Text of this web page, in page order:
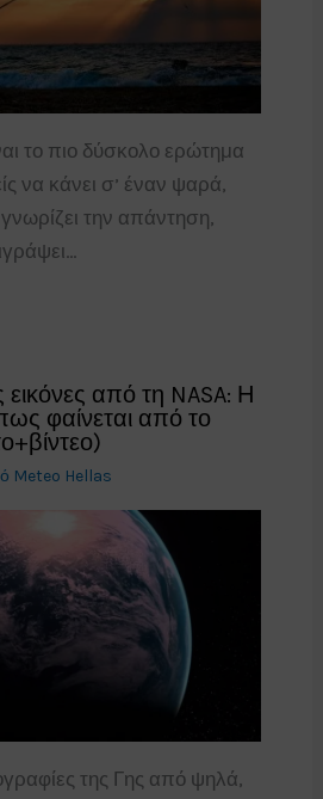
το πιο δύσκολο ερώτημα
να κάνει σ’ έναν ψαρά,
την απάντηση,
από τη NASA: Η
φαίνεται από το
Meteo Hellas
της Γης από ψηλά,